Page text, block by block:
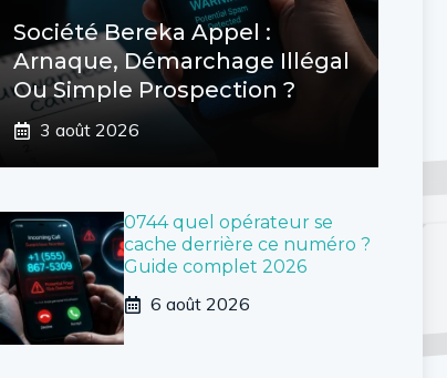
Société Bereka Appel :
Arnaque, Démarchage Illégal
Ou Simple Prospection ?
3 août 2026
0744 quel opérateur se
cache derrière ce numéro ?
Guide complet 2026
6 août 2026